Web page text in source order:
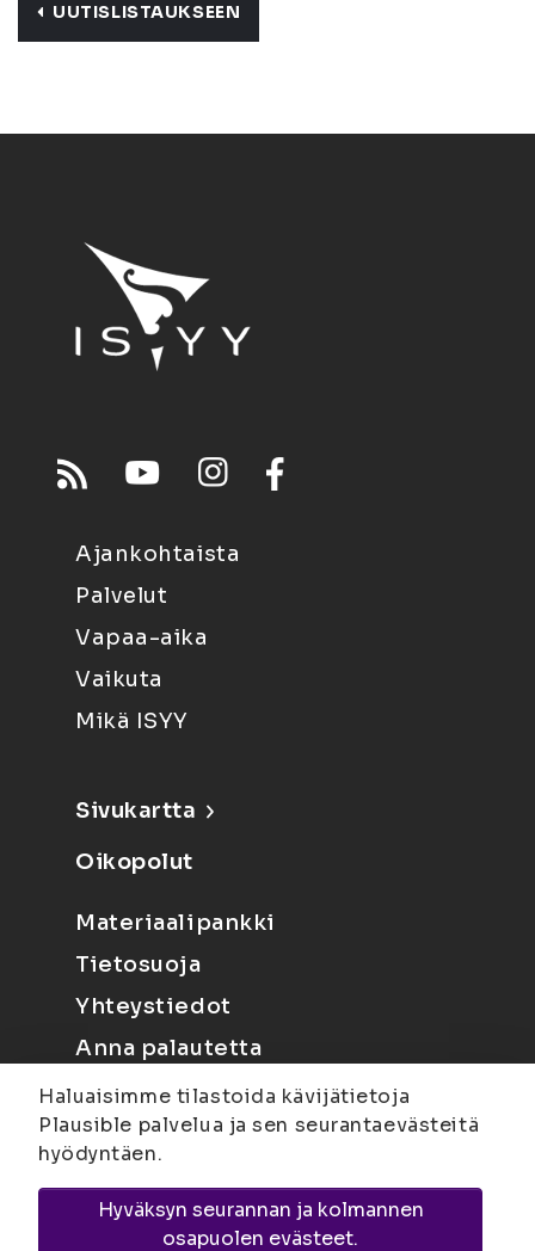
UUTISLISTAUKSEEN
Ajankohtaista
Palvelut
Vapaa-aika
Vaikuta
Mikä ISYY
Sivukartta
Oikopolut
Materiaalipankki
Tietosuoja
Yhteystiedot
Anna palautetta
Joensuu
Suvantokatu 6, 80100 Joensuu |
Haluaisimme tilastoida kävijätietoja
Plausible palvelua ja sen seurantaevästeitä
hyödyntäen.
Hyväksyn seurannan ja kolmannen
osapuolen evästeet.